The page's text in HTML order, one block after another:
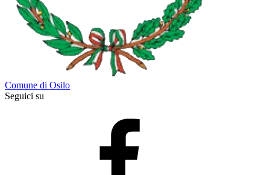
Comune di Osilo
Seguici su